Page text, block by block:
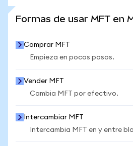
Formas de usar MFT en
Comprar MFT
Empieza en pocos pasos.
Vender MFT
Cambia MFT por efectivo.
Intercambiar MFT
Intercambia MFT en y entre